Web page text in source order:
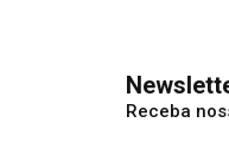
Receba